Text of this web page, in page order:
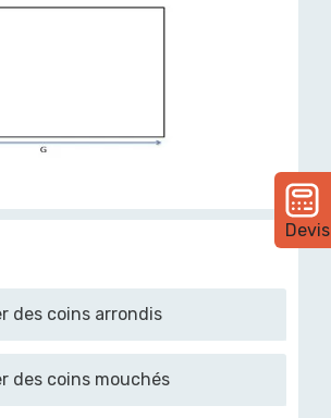
Devis
des coins arrondis
des coins mouchés